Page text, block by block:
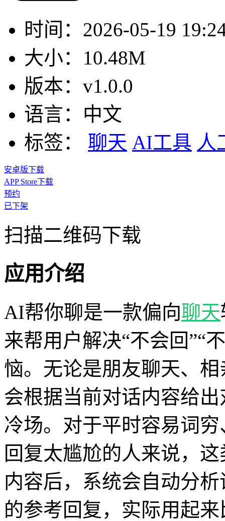
时间： 2026-05-19
大小： 10.48M
版本： v1.0.0
语言： 中文
标签：
聊天 AI工具 人
安卓版下载
APP Store下载
预约
已下架
扫描二维码下载
应用介绍
AI帮你聊是一款偏向聊天
来帮用户解决“不会回”“
恼。无论是朋友聊天、
会根据当前对话内容给
冷场。对于平时容易词
回复太尴尬的人来说，
内容后，系统会自动分
的参考回复，实际用起